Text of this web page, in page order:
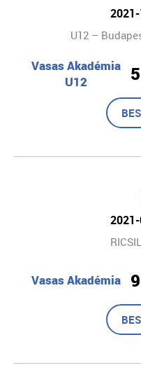
U12 –
Vasas Akadémia
U12
Vasas Akadémia